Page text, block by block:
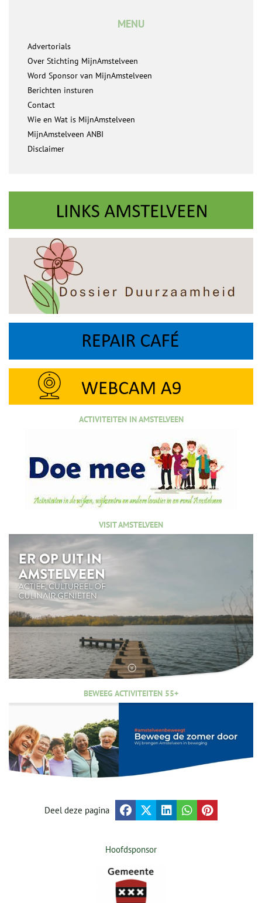
MENU
Advertorials
Over Stichting MijnAmstelveen
Word Sponsor van MijnAmstelveen
Berichten insturen
Contact
Wie en Wat is MijnAmstelveen
MijnAmstelveen ANBI
Disclaimer
ACTIVITEITEN IN AMSTELVEEN
VISIT AMSTELVEEN
BEWEEG ACTIVITEITEN 55+
Deel deze pagina
Hoofdsponsor